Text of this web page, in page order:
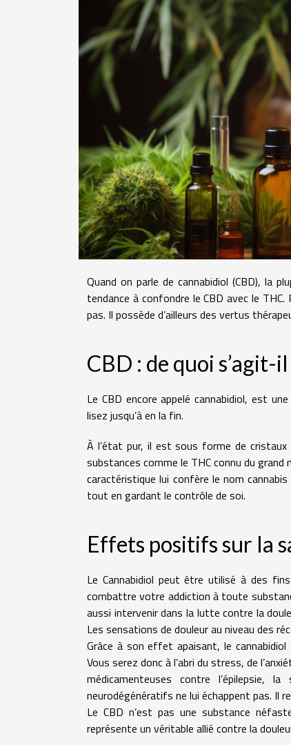
Quand on parle de cannabidiol (CBD), la
tendance à confondre le CBD avec le
pas. Il possède d’ailleurs des vertus
CBD : de quoi s’agit-il
Le CBD encore appelé cannabidiol, est
lisez jusqu’à en la fin.
À l’état pur, il est sous forme de cristaux
substances comme le THC connu du
caractéristique lui confère le nom
tout en gardant le contrôle de soi.
Effets positifs sur la
Le Cannabidiol peut être utilisé à des
combattre votre addiction à toute
aussi intervenir dans la lutte contre la
Les sensations de douleur au niveau des
Grâce à son effet apaisant, le
Vous serez donc à l’abri du stress, de
médicamenteuses contre l’épilepsie,
neurodégénératifs ne lui échappent pas. Il
Le CBD n’est pas une substance
représente un véritable allié contre la